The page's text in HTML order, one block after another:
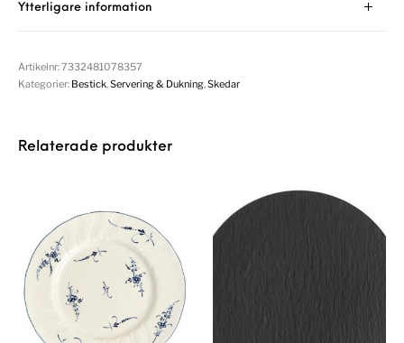
Ytterligare information
Artikelnr:7332481078357
Kategorier: Bestick ,Servering & Dukning ,Skedar
Relaterade produkter